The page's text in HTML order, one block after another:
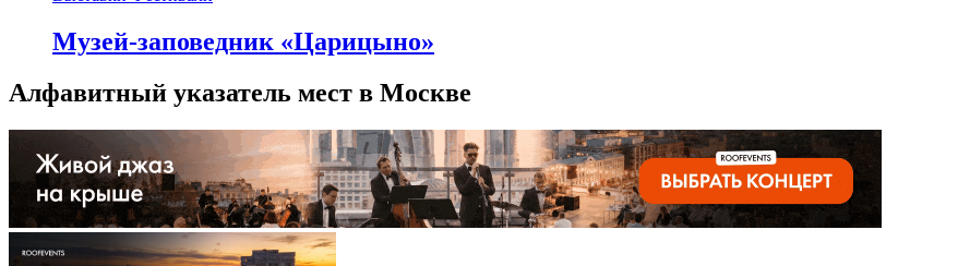
Музей-заповедник «Царицыно»
Алфавитный указатель мест в Москве